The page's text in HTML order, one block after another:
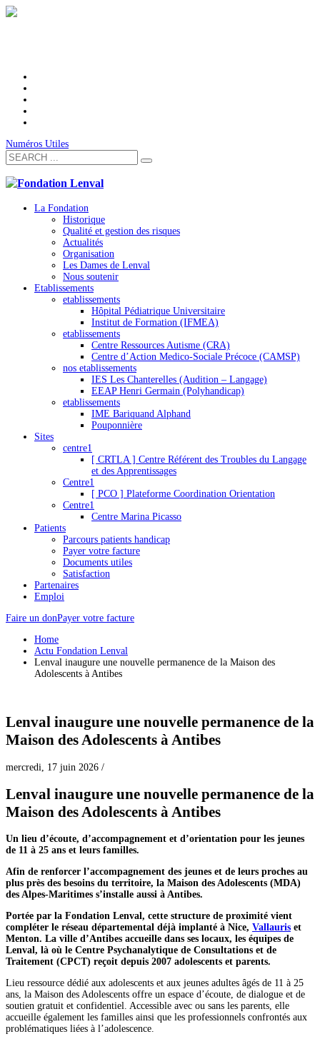
Numéros Utiles
La Fondation
Historique
Qualité et gestion des risques
Actualités
Organisation
Les Dames de Lenval
Nous soutenir
Etablissements
etablissements
Hôpital Pédiatrique Universitaire
Institut de Formation (IFMEA)
etablissements
Centre Ressources Autisme (CRA)
Centre d’Action Medico-Sociale Précoce (CAMSP)
nos etablissements
IES Les Chanterelles (Audition – Langage)
EEAP Henri Germain (Polyhandicap)
etablissements
IME Bariquand Alphand
Pouponnière
Sites
centre1
[ CRTLA ] Centre Référent des Troubles du Langage
et des Apprentissages
Centre1
[ PCO ] Plateforme Coordination Orientation
Centre1
Centre Marina Picasso
Patients
Parcours patients handicap
Payer votre facture
Documents utiles
Satisfaction
Partenaires
Emploi
Faire un donPayer votre facture
Home
Actu Fondation Lenval
Lenval inaugure une nouvelle permanence de la Maison des
Adolescents à Antibes
Lenval inaugure une nouvelle permanence de la
Maison des Adolescents à Antibes
mercredi, 17 juin 2026 /
Lenval inaugure une nouvelle permanence de la
Maison des Adolescents à Antibes
Un lieu d’écoute, d’accompagnement et d’orientation pour les jeunes
de 11 à 25 ans et leurs familles.
Afin de renforcer l’accompagnement des jeunes et de leurs proches au
plus près des besoins du territoire, la Maison des Adolescents (MDA)
des Alpes-Maritimes s’installe aussi à Antibes.
Portée par la Fondation Lenval, cette structure de proximité vient
compléter le réseau départemental déjà implanté à Nice, Vallauris et
Menton. La ville d’Antibes accueille dans ses locaux, les équipes de
Lenval, là où le Centre Psychanalytique de Consultations et de
Traitement (CPCT) reçoit depuis 2007 adolescents et parents.
Lieu ressource dédié aux adolescents et aux jeunes adultes âgés de 11 à 25
ans, la Maison des Adolescents offre un espace d’écoute, de dialogue et de
soutien gratuit et confidentiel. Accessible avec ou sans les parents, elle
accueille également les familles ainsi que les professionnels confrontés aux
problématiques liées à l’adolescence.